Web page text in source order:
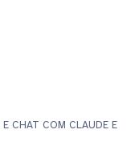
CHAT COM CLAUDE E